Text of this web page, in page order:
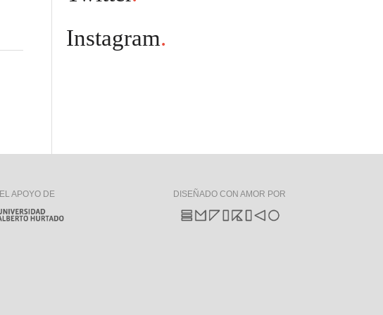
Instagram.
APOYO DE DISEÑADO CON AMOR POR